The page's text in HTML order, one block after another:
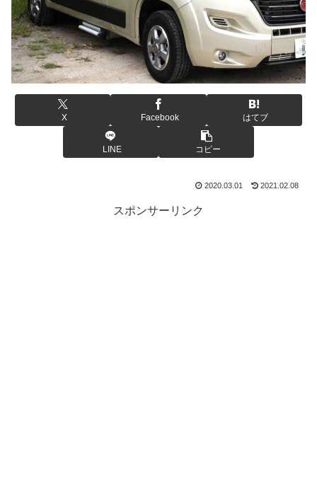
X Facebook はてブ
LINE コピー
2020.03.01 2021.02.08
スポンサーリンク